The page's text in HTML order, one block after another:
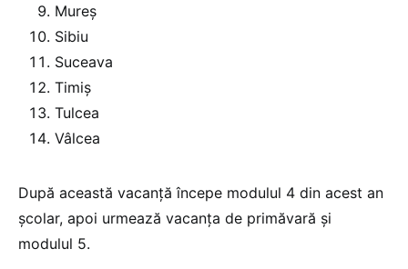
Mureș
Sibiu
Suceava
Timiș
Tulcea
Vâlcea
După această vacanță începe modulul 4 din acest an
școlar, apoi urmează vacanța de primăvară și
modulul 5.